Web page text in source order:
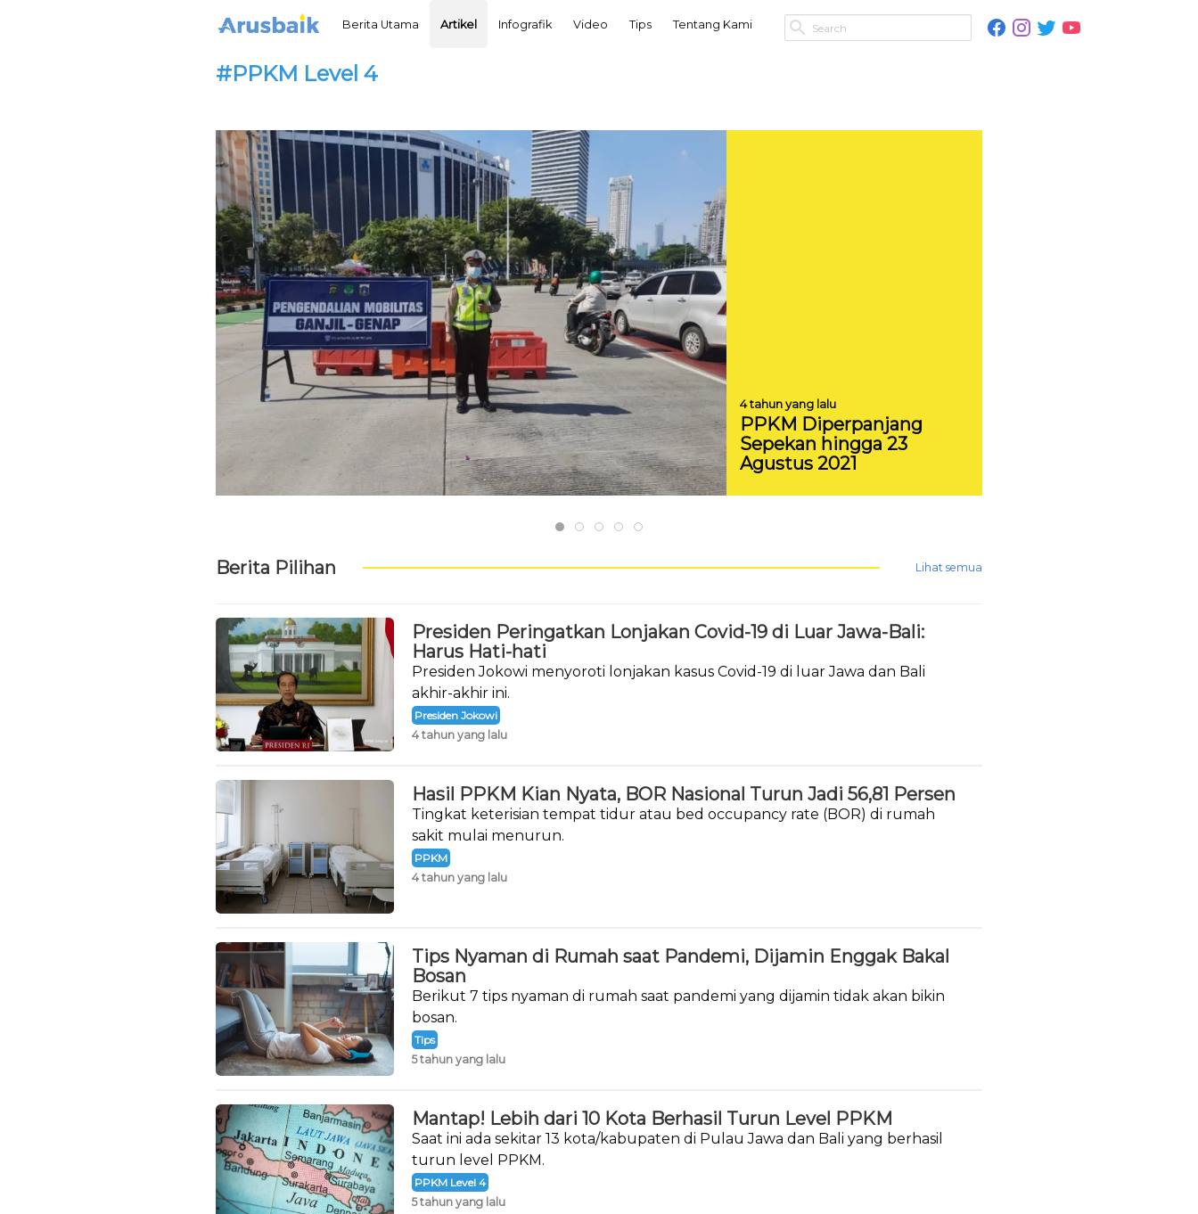
Berita Utama Artikel Infografik Video Tips Tentang Kami
#PPKM Level 4
4 tahun yang lalu
PPKM Diperpanjang
Sepekan hingga 23
Agustus 2021
Berita Pilihan Lihat semua
Presiden Peringatkan Lonjakan Covid-19 di Luar Jawa-Bali:
Harus Hati-hati
Presiden Jokowi menyoroti lonjakan kasus Covid-19 di luar Jawa dan Bali
akhir-akhir ini.
Presiden Jokowi
4 tahun yang lalu
Hasil PPKM Kian Nyata, BOR Nasional Turun Jadi 56,81 Persen
Tingkat keterisian tempat tidur atau bed occupancy rate (BOR) di rumah
sakit mulai menurun.
PPKM
4 tahun yang lalu
Tips Nyaman di Rumah saat Pandemi, Dijamin Enggak Bakal
Bosan
Berikut 7 tips nyaman di rumah saat pandemi yang dijamin tidak akan bikin
bosan.
Tips
5 tahun yang lalu
Mantap! Lebih dari 10 Kota Berhasil Turun Level PPKM
Saat ini ada sekitar 13 kota/kabupaten di Pulau Jawa dan Bali yang berhasil
turun level PPKM.
PPKM Level 4
5 tahun yang lalu